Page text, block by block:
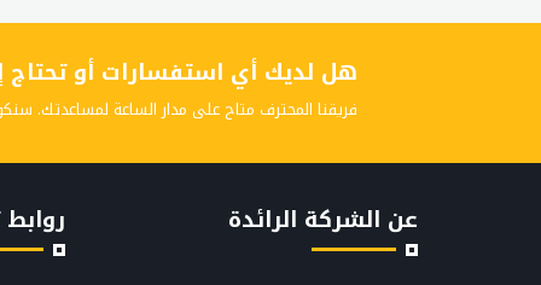
خفيف لتنظيف الثلاجة. يجب تفريغ الثلاجة قبل
تنظيفها، وإزالة جميع الأطعمة والمشروبات قبل
البدء في التنظيف. 2- فحص الختمات: تحتاج
الثلاجة إلى ختم جيد للأبواب لمنع تسرب الهواء
منتظم للتأكد من سلامتها، ويجب تنظيفها
بانتظام باستخدام قطعة قماش مبللة بالماء
والصابون. 3- تنظيف الملفات الخلفية: يجب تنظيف
الملفات الخلفية للثلاجة بانتظام لإزالة الأتربة
هل لديك أي استفسارات أو تحتاج
فريقنا المحترف متاح على مدار الساعة لمساعدتك.
عن الشركة الرائدة